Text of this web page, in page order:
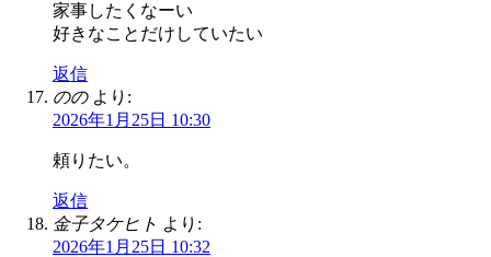
家事したくなーい
好きなことだけしていたい
返信
のの より:
2026年1月25日 10:30
頼りたい。
返信
金子タケヒト より:
2026年1月25日 10:32